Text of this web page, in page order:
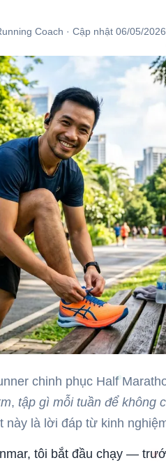
Coach · Cập nhật 06/05/
chinh phục Half
, tập gì mỗi tuần để không
này là lời đáp từ kinh
tôi bắt đầu chạy —